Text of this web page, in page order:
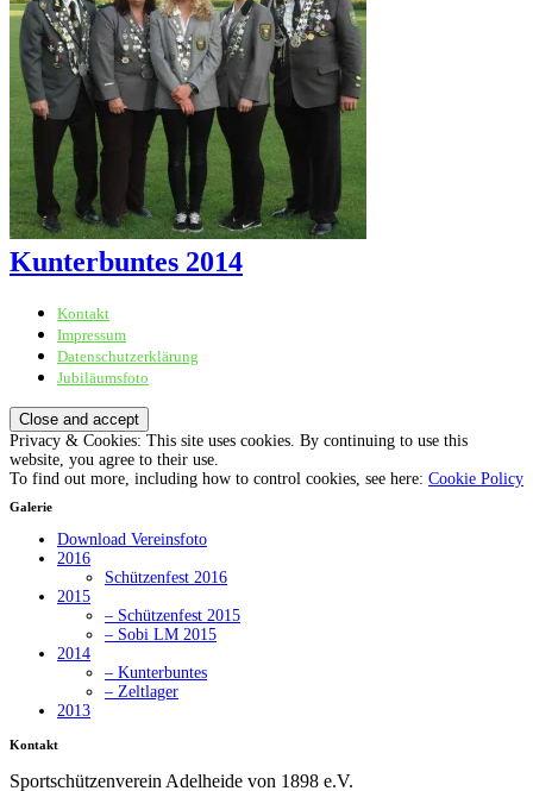
Kunterbuntes 2014
Sportschützenverein Adelheide von 1898 e.V.
Kontakt
Impressum
Datenschutzerklärung
Jubiläumsfoto
Privacy & Cookies: This site uses cookies. By continuing to use this
website, you agree to their use.
To find out more, including how to control cookies, see here: Cookie Policy
Galerie
Download Vereinsfoto
2016
Schützenfest 2016
2015
– Schützenfest 2015
– Sobi LM 2015
2014
– Kunterbuntes
– Zeltlager
2013
Kontakt
Sportschützenverein Adelheide von 1898 e.V.